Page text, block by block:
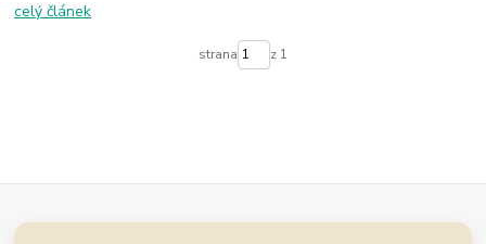
celý článek
strana z 1